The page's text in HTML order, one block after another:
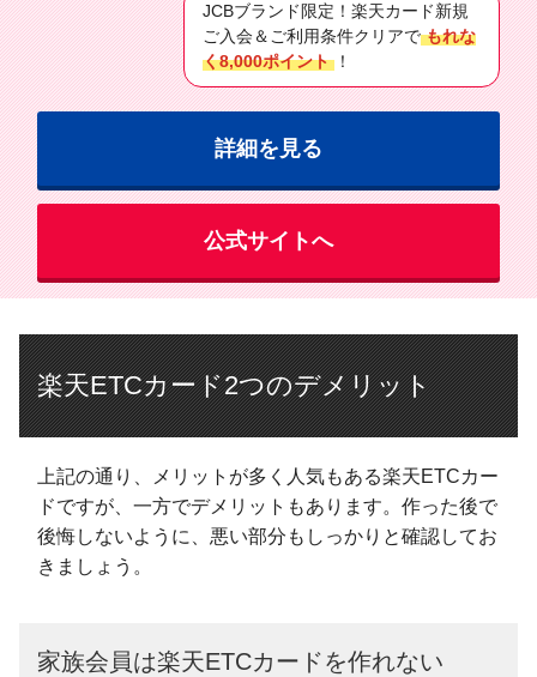
JCBブランド限定！楽天カード新規
ご入会＆ご利用条件クリアで もれな
く8,000ポイント ！
詳細を見る
公式サイトへ
楽天ETCカード2つのデメリット
上記の通り、メリットが多く人気もある楽天ETCカー
ドですが、一方でデメリットもあります。作った後で
後悔しないように、悪い部分もしっかりと確認してお
きましょう。
家族会員は楽天ETCカードを作れない